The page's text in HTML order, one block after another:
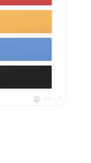
ポチップ